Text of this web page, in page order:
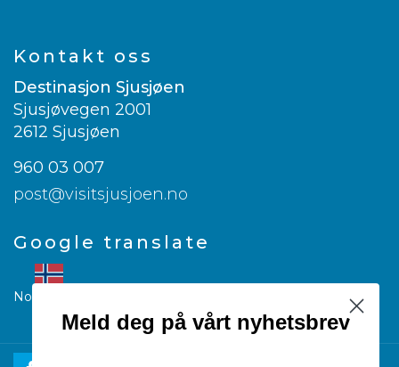
Kontakt oss
Destinasjon Sjusjøen
Sjusjøvegen 2001
2612 Sjusjøen
960 03 007
post@visitsjusjoen.no
Google translate
Norwegian
Meld deg på vårt nyhetsbrev